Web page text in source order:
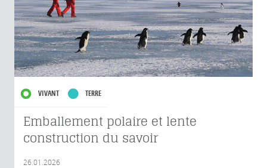
VIVANT TERRE
Emballement polaire et lente
construction du savoir
26.01.2026